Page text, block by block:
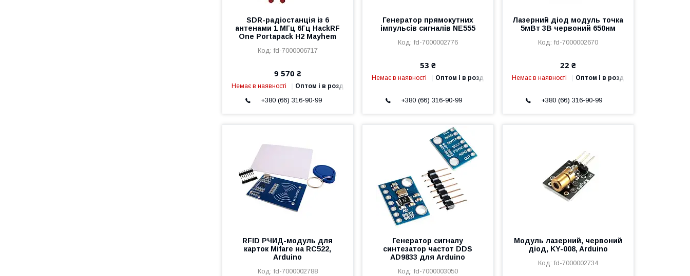
SDR-радіостанція із 6
антенами 1 МГц 6Гц HackRF
One Portapack H2 Mayhem
fd-7000006717
9 570 ₴
Немає в наявності Оптом і в роздріб
+380 (66) 316-90-99
Генератор прямокутних
імпульсів сигналів NE555
fd-7000002776
53 ₴
Немає в наявності Оптом і в роздріб
+380 (66) 316-90-99
Лазерний діод модуль точка
5мВт 3В червоний 650нм
fd-7000002670
22 ₴
Немає в наявності Оптом і в роздріб
+380 (66) 316-90-99
RFID РЧИД-модуль для
карток Mifare на RC522,
Arduino
fd-7000002788
Генератор сигналу
синтезатор частот DDS
AD9833 для Arduino
fd-7000003050
Модуль лазерний, червоний
діод, KY-008, Arduino
fd-7000002734